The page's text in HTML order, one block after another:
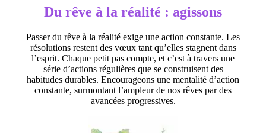
Du rêve à la réalité : agissons
Passer du rêve à la réalité exige une action constante. Les
résolutions restent des vœux tant qu’elles stagnent dans
l’esprit. Chaque petit pas compte, et c’est à travers une
série d’actions régulières que se construisent des
habitudes durables. Encourageons une mentalité d’action
constante, surmontant l’ampleur de nos rêves par des
avancées progressives.